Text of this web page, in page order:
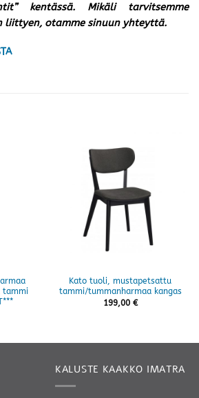
kentässä. Mikäli tarvitsemme
liittyen, otamme sinuun yhteyttä.
tammi
Kato tuoli, mustapetsattu
tammi/tummanharmaa kangas
199,00 €
KALUSTE KAAKKO IMATRA